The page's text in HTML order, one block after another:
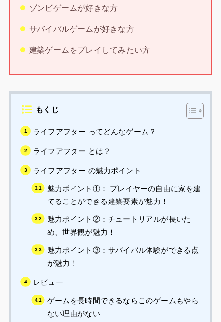
ゾンビゲームが好きな方
サバイバルゲームが好きな方
建築ゲームをプレイしてみたい方
もくじ
ライフアフター ってどんなゲーム？
ライフアフター とは？
ライフアフター の魅力ポイント
魅力ポイント①： プレイヤーの自由に家を建
てることができる建築要素が魅力！
魅力ポイント②：チュートリアルが長いた
め、世界観が魅力！
魅力ポイント③：サバイバル体験ができる点
が魅力！
レビュー
ゲームを長時間できるならこのゲームもやら
ない理由がない